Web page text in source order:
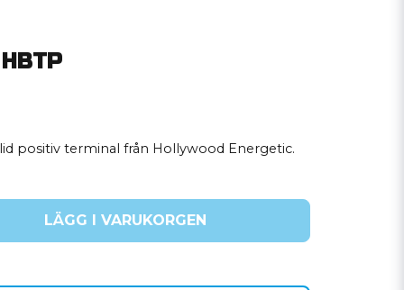
positiv terminal från Hollywood Energetic.
LÄGG I VARUKORGEN